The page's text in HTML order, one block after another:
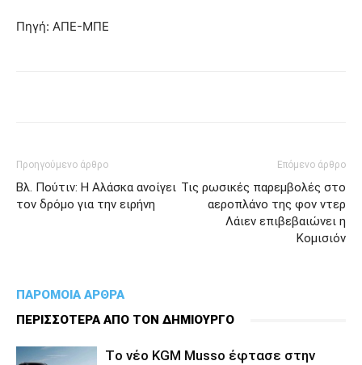
Πηγή: ΑΠΕ-ΜΠΕ
Προηγούμενο άρθρο
Βλ. Πούτιν: Η Αλάσκα ανοίγει
τον δρόμο για την ειρήνη
Επόμενο άρθρο
Τις ρωσικές παρεμβολές στο
αεροπλάνο της φον ντερ
Λάιεν επιβεβαιώνει η
Κομισιόν
ΠΑΡΟΜΟΙΑ ΑΡΘΡΑ
ΠΕΡΙΣΣΟΤΕΡΑ ΑΠΟ ΤΟΝ ΔΗΜΙΟΥΡΓΟ
Tο νέο KGM Musso έφτασε στην